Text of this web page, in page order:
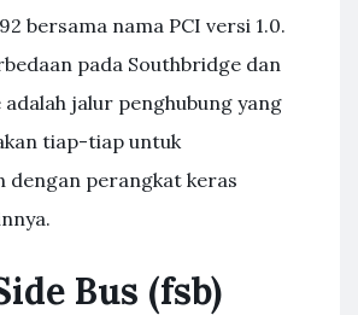
bersama nama PCI versi 1.0.
pada Southbridge dan
jalur penghubung yang
tiap-tiap untuk
dengan perangkat keras
Bus (fsb)